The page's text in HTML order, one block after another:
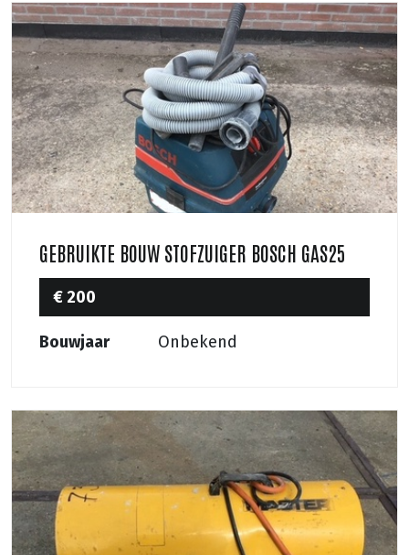
GEBRUIKTE BOUW STOFZUIGER BOSCH GAS25
€ 200
Bouwjaar Onbekend